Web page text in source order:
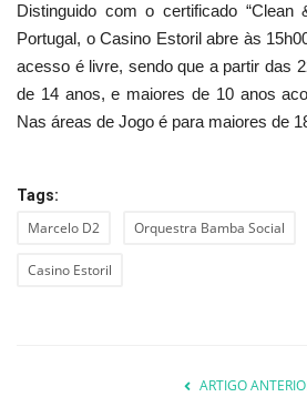
Distinguido com o certificado “Clean
Portugal, o Casino Estoril abre às
acesso é livre, sendo que a partir das
de 14 anos, e maiores de 10 anos
Nas áreas de Jogo é para maiores de
Tags:
Marcelo D2 Orquestra Bamba Social
Casino Estoril
ARTIGO